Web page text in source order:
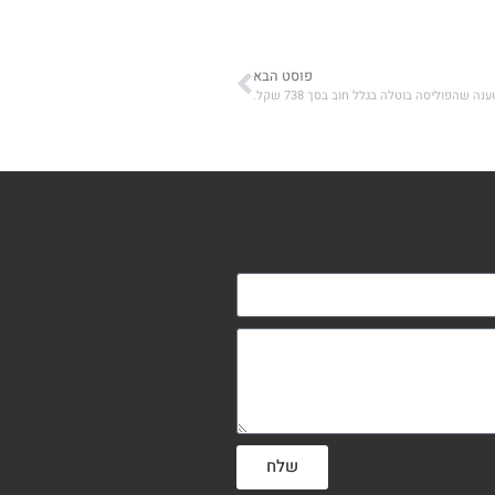
פוסט הבא
בוטלה בגלל חוב בסך 738 שקל.
שלח